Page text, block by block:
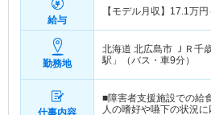
給与
【モデル月収】 17.1万円
勤務地
北海道 北広島市 ＪＲ千
駅」（バス・車9分）
■障害者支援施設での給
人の嗜好や嚥下の状況